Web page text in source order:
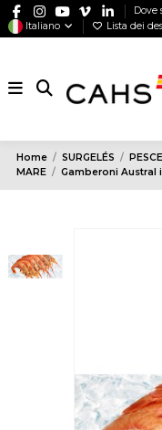
Dove
Italiano
Lista dei
Home SURGELÉS
MARE
Gamberoni Austral